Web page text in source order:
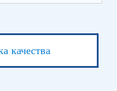
качества